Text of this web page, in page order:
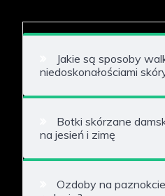
Jakie są sposoby
niedoskonałościami
Botki skórzane
na jesień i zimę
Ozdoby na